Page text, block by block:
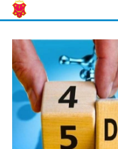
Skip
to